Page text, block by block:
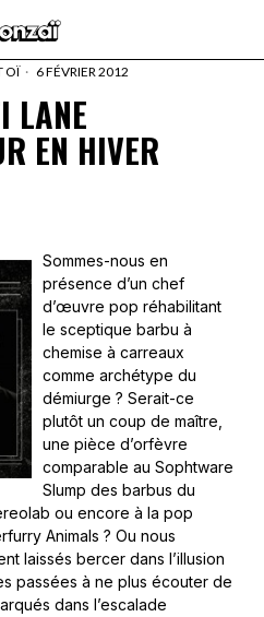
OÏ 6 FÉVRIER 2012
LANE
EN HIVER
Sommes-nous en
présence d’un chef
d’œuvre pop réhabilitant
le sceptique barbu à
chemise à carreaux
comme archétype du
démiurge ? Serait-ce
plutôt un coup de maître,
une pièce d’orfèvre
comparable au Sophtware
Slump des barbus du
ou encore à la pop
Animals ? Ou nous
laissés bercer dans l’illusion
passées à ne plus écouter de
dans l’escalade